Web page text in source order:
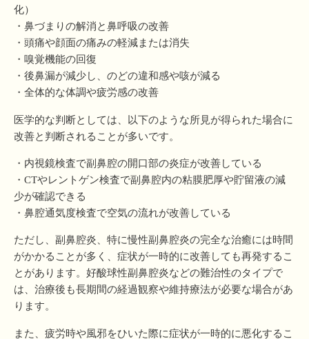
化）
・鼻づまりの解消と鼻呼吸の改善
・頭痛や顔面の痛みの軽減または消失
・嗅覚機能の回復
・後鼻漏が減少し、のどの違和感や咳が減る
・全体的な体調や疲労感の改善
医学的な判断としては、以下のような所見が得られた場合に
改善と判断されることが多いです。
・内視鏡検査で副鼻腔の開口部の炎症が改善している
・CTやレントゲン検査で副鼻腔内の粘膜肥厚や貯留液の減
少が確認できる
・鼻腔通気度検査で空気の流れが改善している
ただし、副鼻腔炎、特に慢性副鼻腔炎の完全な治癒には時間
がかかることが多く、症状が一時的に改善しても再発するこ
とがあります。好酸球性副鼻腔炎などの難治性のタイプで
は、治療後も長期間の経過観察や維持療法が必要な場合があ
ります。
また、疲労時や風邪をひいた際に症状が一時的に悪化するこ